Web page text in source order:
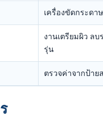
เครื่องขัดกระดา
งานเตรียมผิว ล
รุ่น
ตรวจค่าจากป้า